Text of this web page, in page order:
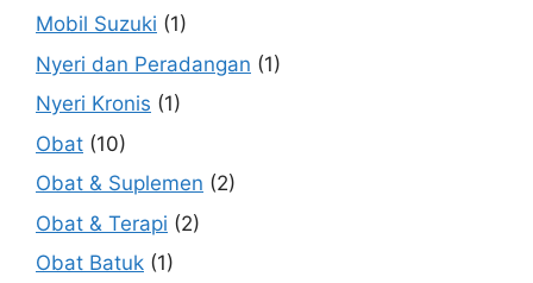
Mobil Suzuki (1)
Nyeri dan Peradangan (1)
Nyeri Kronis (1)
Obat (10)
Obat & Suplemen (2)
Obat & Terapi (2)
Obat Batuk (1)